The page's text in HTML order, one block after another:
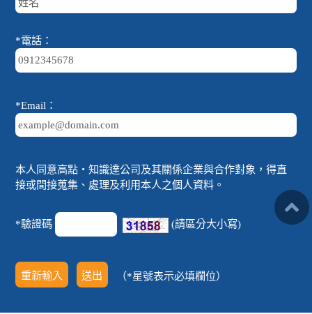
*電話：
*Email：
本人同意高點‧知識達公司及其關係企業與合作對象，得直
接或間接蒐集、處理及利用本人之個人資料。
*驗證碼 (請區分大小寫)
（*星號表示必填欄位）